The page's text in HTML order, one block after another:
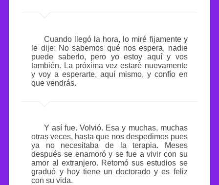
Cuando llegó la hora, lo miré fijamente y
le dije: No sabemos qué nos espera, nadie
puede saberlo, pero yo estoy aquí y vos
también. La próxima vez estaré nuevamente
y voy a esperarte, aquí mismo, y confío en
que vendrás.
Y así fue. Volvió. Esa y muchas, muchas
otras veces, hasta que nos despedimos pues
ya no necesitaba de la terapia. Meses
después se enamoró y se fue a vivir con su
amor al extranjero. Retomó sus estudios se
graduó y hoy tiene un doctorado y es feliz
con su vida.